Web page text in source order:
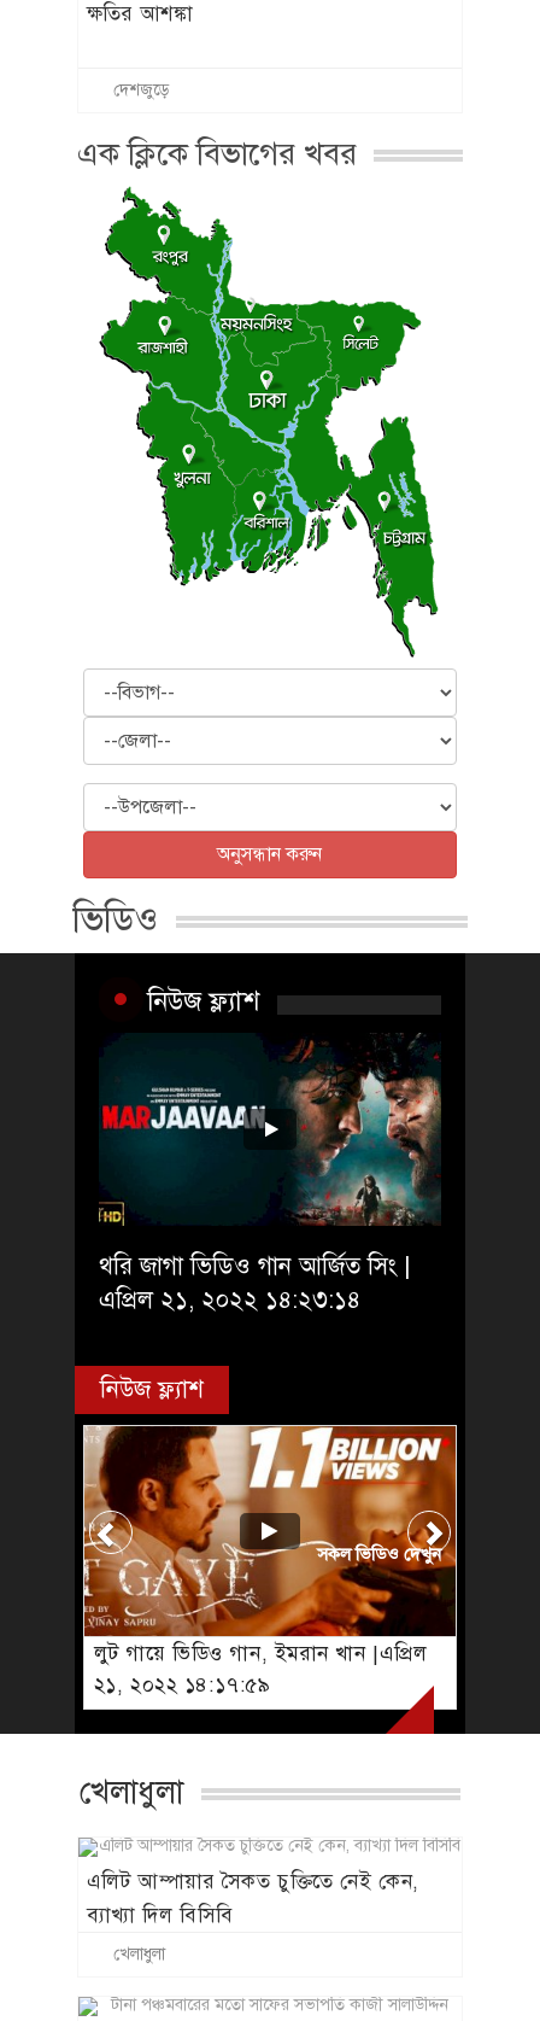
ক্ষতির আশঙ্কা
দেশজুড়ে
এক ক্লিকে বিভাগের খবর
বিভাগ
জেলা
উপজেলা
অনুসন্ধান করুন
ভিডিও
নিউজ ফ্ল্যাশ
থরি জাগা ভিডিও গান আর্জিত সিং |
এপ্রিল ২১, ২০২২ ১৪:২৩:১৪
নিউজ ফ্ল্যাশ
লুট গায়ে ভিডিও গান, ইমরান খান |এপ্রিল
২১, ২০২২ ১৪:১৭:৫৯
সকল ভিডিও দেখুন
খেলাধুলা
এলিট আম্পায়ার সৈকত চুক্তিতে নেই কেন,
ব্যাখ্যা দিল বিসিবি
খেলাধুলা